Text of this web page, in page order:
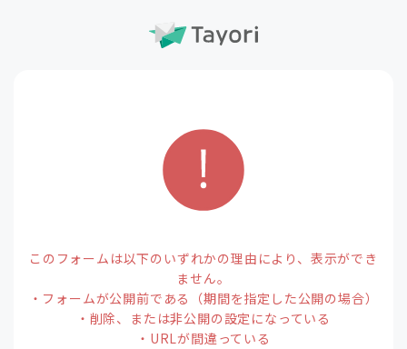
このフォームは以下のいずれかの理由により、表示ができ
ません。
・フォームが公開前である（期間を指定した公開の場合）
・削除、または非公開の設定になっている
・URLが間違っている